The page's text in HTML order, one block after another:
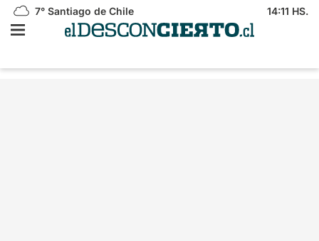
7° Santiago de Chile 14:11 HS.